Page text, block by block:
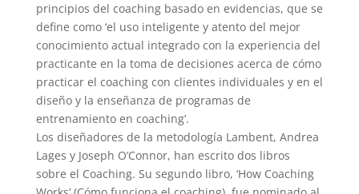
principios del coaching basado en evidencias, que se
define como ‘el uso inteligente y atento del mejor
conocimiento actual integrado con la experiencia del
practicante en la toma de decisiones acerca de cómo
practicar el coaching con clientes individuales y en el
diseño y la enseñanza de programas de
entrenamiento en coaching’.
Los diseñadores de la metodología Lambent, Andrea
Lages y Joseph O’Connor, han escrito dos libros
sobre el Coaching. Su segundo libro, ‘How Coaching